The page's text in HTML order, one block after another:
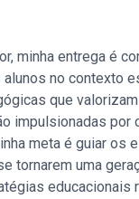
minha entrega é
no contexto
que
impulsionadas por
meta é guiar os
tornarem uma
educacionais